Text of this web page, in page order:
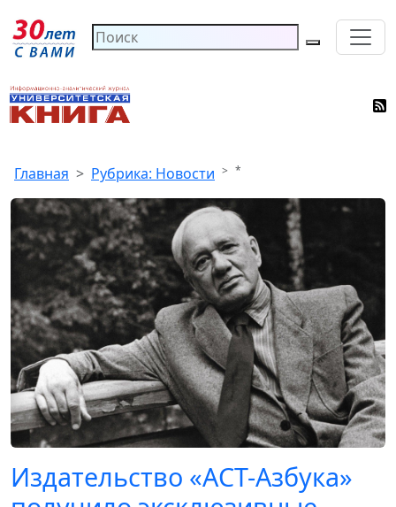
Главная Рубрика: Новости *
Издательство «АСТ-Азбука»